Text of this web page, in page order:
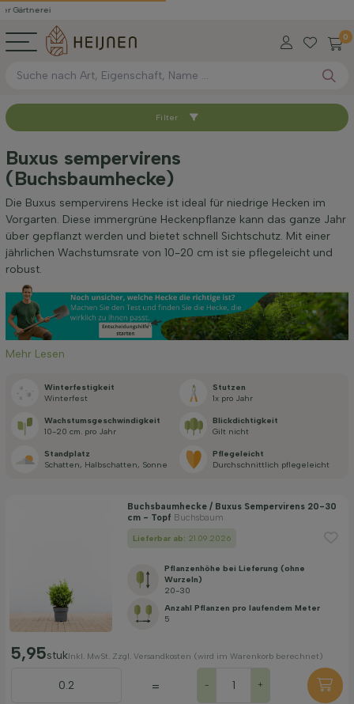
0
Sortieren nach
Wurzel-Typ
Höhe bei Lieferung (cm)
Breite bei Lieferung (cm)
Standort
Blütenfarbe
Filter anwenden
Filter
Buxus sempervirens
(Buchsbaumhecke)
Die Buxus sempervirens Hecke ist ideal für niedrige Hecken im
Vorgarten. Diese immergrüne Heckenpflanze kann das ganze Jahr
über gepflanzt werden und bietet schnell Sichtschutz. Mit einer
jährlichen Wachstumsrate von 10-20 cm ist sie pflegeleicht und
robust.
Mehr Lesen
Winterfestigkeit
winterfest
Stutzen
1x pro Jahr
Wachstums­geschwindigkeit
10-20 cm. pro Jahr
Blickdichtigkeit
Gilt nicht
Standplatz
Schatten, Halbschatten, Sonne
Pflegeleicht
durch­schnittlich pflegeleicht
Buchsbaumhecke / Buxus Sempervirens 20-30
cm - Topf Buchsbaum
Lieferbar ab: 21.09.2026
Pflanzenhöhe bei Lieferung (ohne
Wurzeln)
20-30
Anzahl Pflanzen pro laufendem Meter
5
5,95stukInkl. MwSt. Zzgl. Versandkosten (wird im Warenkorb berechnet)
= - +